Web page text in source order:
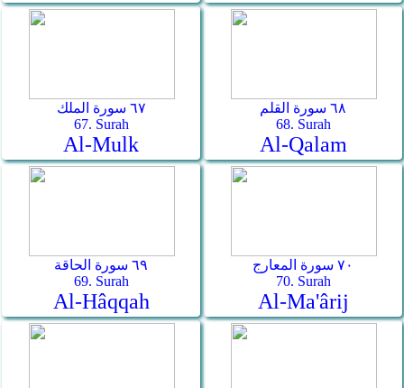
٦٧ سورة الملك
67. Surah
Al-Mulk
٦٨ سورة القلم
68. Surah
Al-Qalam
٦٩ سورة الحاقة
69. Surah
Al-Hâqqah
٧٠ سورة المعارج
70. Surah
Al-Ma'ârij